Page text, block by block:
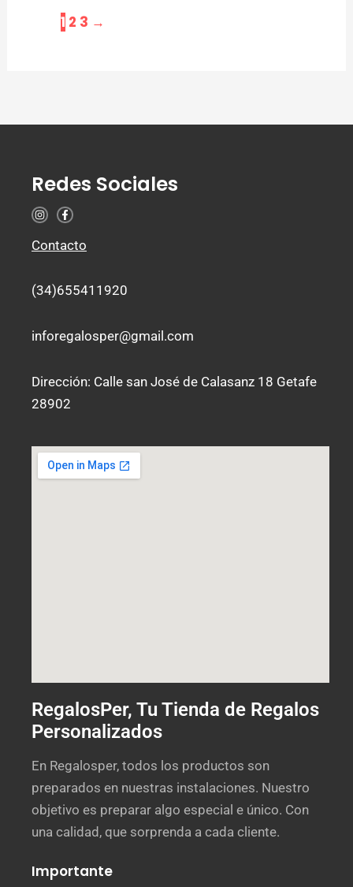
1 2 3 →
Redes Sociales
I
n
t
a
m
F
a
b
-
Contacto
(34)655411920
inforegalosper@gmail.com
Dirección: Calle san José de Calasanz 18 Getafe
28902
RegalosPer, Tu Tienda de Regalos
Personalizados
En Regalosper, todos los productos son
preparados en nuestras instalaciones. Nuestro
objetivo es preparar algo especial e único. Con
una calidad, que sorprenda a cada cliente.
Importante